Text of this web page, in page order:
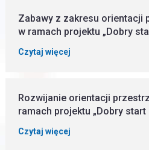
Zabawy z zakresu orientacji
w ramach projektu „Dobry
Czytaj więcej
Rozwijanie orientacji
ramach projektu „Dobry start
Czytaj więcej